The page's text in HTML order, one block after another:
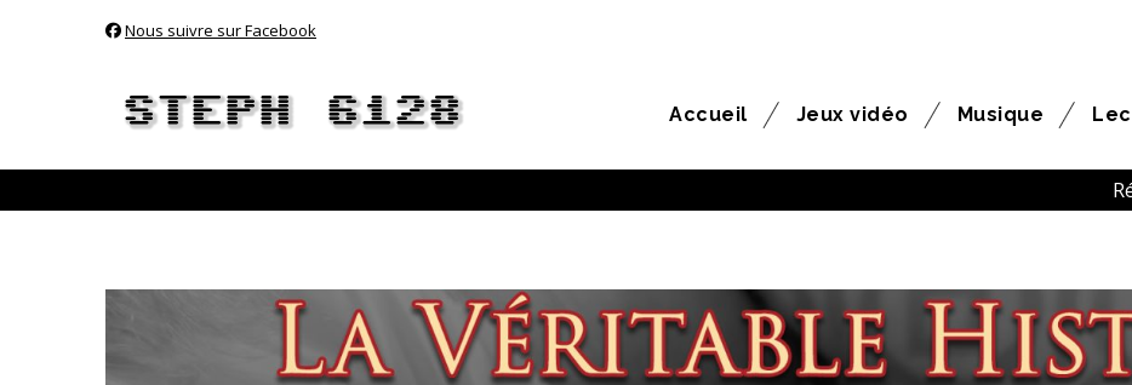
Nous suivre sur Facebook
Accueil Jeux vidéo Musique